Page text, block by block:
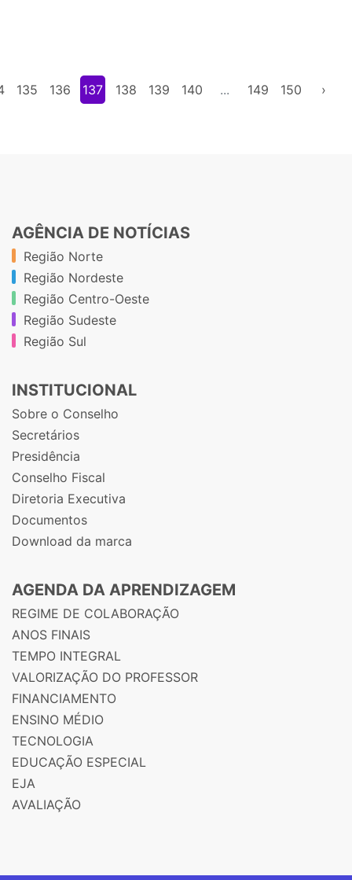
135 136 137 138 139 140 ... 149 150 ›
AGÊNCIA DE NOTÍCIAS
Região Norte
Região Nordeste
Região Centro-Oeste
Região Sudeste
Região Sul
INSTITUCIONAL
Sobre o Conselho
Secretários
Presidência
Conselho Fiscal
Diretoria Executiva
Documentos
Download da marca
AGENDA DA APRENDIZAGEM
REGIME DE COLABORAÇÃO
ANOS FINAIS
TEMPO INTEGRAL
VALORIZAÇÃO DO PROFESSOR
FINANCIAMENTO
ENSINO MÉDIO
TECNOLOGIA
EDUCAÇÃO ESPECIAL
EJA
AVALIAÇÃO